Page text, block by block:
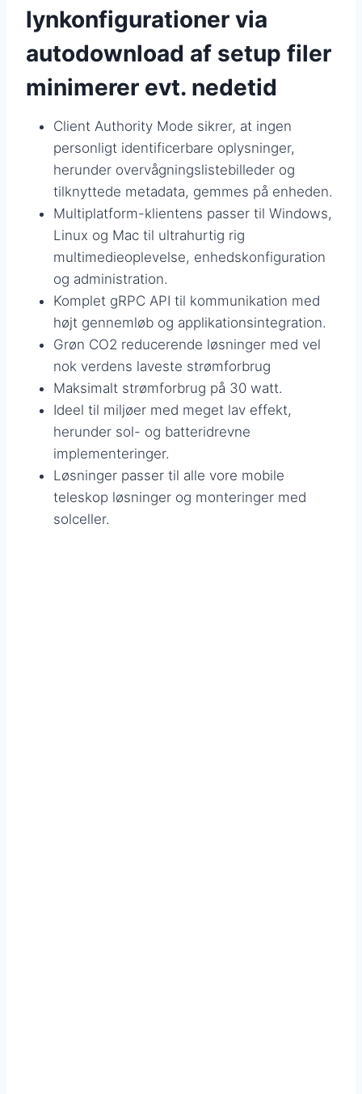
lynkonfigurationer via
autodownload af setup filer
minimerer evt. nedetid
Client Authority Mode sikrer, at ingen
personligt identificerbare oplysninger,
herunder overvågningslistebilleder og
tilknyttede metadata, gemmes på enheden.
Multiplatform-klientens passer til Windows,
Linux og Mac til ultrahurtig rig
multimedieoplevelse, enhedskonfiguration
og administration.
Komplet gRPC API til kommunikation med
højt gennemløb og applikationsintegration.
Grøn CO2 reducerende løsninger med vel
nok verdens laveste strømforbrug
Maksimalt strømforbrug på 30 watt.
Ideel til miljøer med meget lav effekt,
herunder sol- og batteridrevne
implementeringer.
Løsninger passer til alle vore mobile
teleskop løsninger og monteringer med
solceller.